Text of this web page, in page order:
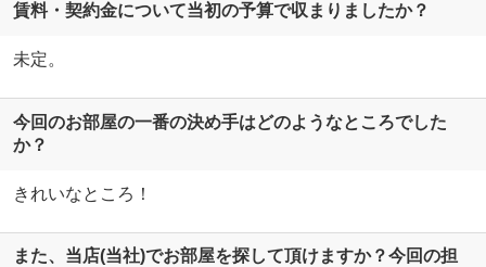
賃料・契約金について当初の予算で収まりましたか？
未定。
今回のお部屋の一番の決め手はどのようなところでした
か？
きれいなところ！
また、当店(当社)でお部屋を探して頂けますか？今回の担